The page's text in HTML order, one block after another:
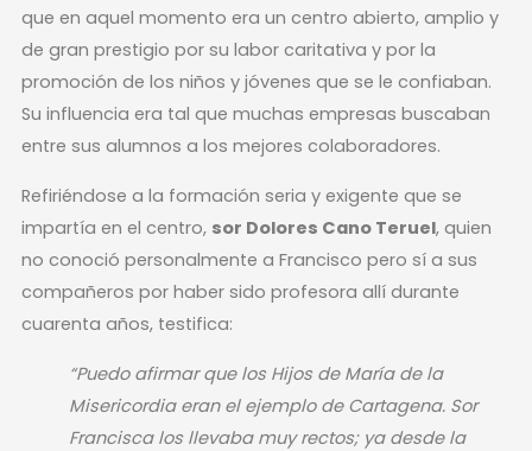
que en aquel momento era un centro abierto, amplio y
de gran prestigio por su labor caritativa y por la
promoción de los niños y jóvenes que se le confiaban.
Su influencia era tal que muchas empresas buscaban
entre sus alumnos a los mejores colaboradores.
Refiriéndose a la formación seria y exigente que se
impartía en el centro, sor Dolores Cano Teruel, quien
no conoció personalmente a Francisco pero sí a sus
compañeros por haber sido profesora allí durante
cuarenta años, testifica:
“Puedo afirmar que los Hijos de María de la
Misericordia eran el ejemplo de Cartagena. Sor
Francisca los llevaba muy rectos; ya desde la